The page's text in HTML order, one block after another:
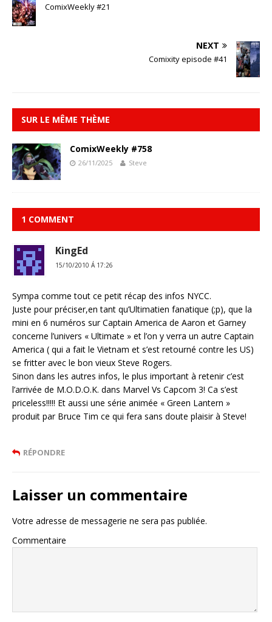
ComixWeekly #21
NEXT
Comixity episode #41
SUR LE MÊME THÈME
ComixWeekly #758
26/11/2025 Steve
1 COMMENT
KingEd
15/10/2010 Á 17:26
Sympa comme tout ce petit récap des infos NYCC.
Juste pour préciser,en tant qu’Ultimatien fanatique (;p), que la
mini en 6 numéros sur Captain America de Aaron et Garney
concerne l’univers « Ultimate » et l’on y verra un autre Captain
America ( qui a fait le Vietnam et s’est retourné contre les US)
se fritter avec le bon vieux Steve Rogers.
Sinon dans les autres infos, le plus important à retenir c’est
l’arrivée de M.O.D.O.K. dans Marvel Vs Capcom 3! Ca s’est
priceless!!!!! Et aussi une série animée « Green Lantern »
produit par Bruce Tim ce qui fera sans doute plaisir à Steve!
RÉPONDRE
Laisser un commentaire
Votre adresse de messagerie ne sera pas publiée.
Commentaire